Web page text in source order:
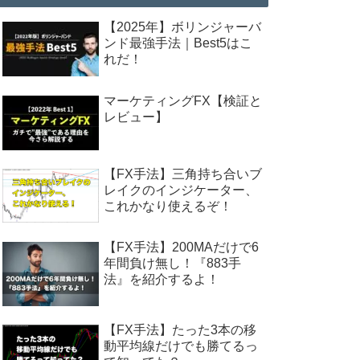
【2025年】ボリンジャーバ
ンド最強手法｜Best5はこ
れだ！
マーケティングFX【検証と
レビュー】
【FX手法】三角持ち合いブ
レイクのインジケーター、
これかなり使えるぞ！
【FX手法】200MAだけで6
年間負け無し！『883手
法』を紹介するよ！
【FX手法】たった3本の移
動平均線だけでも勝てるっ